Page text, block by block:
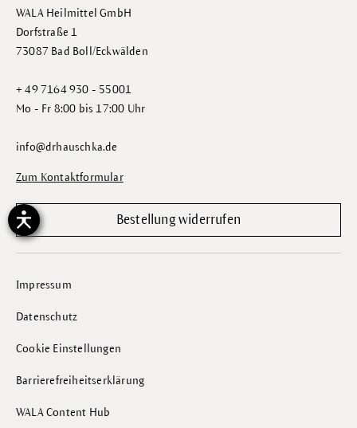
WALA Heilmittel GmbH
Dorfstraße 1
73087 Bad Boll/Eckwälden
+ 49 7164 930 - 55001
Mo - Fr 8:00 bis 17:00 Uhr
info@drhauschka.de
Zum Kontaktformular
Bestellung widerrufen
Impressum
Datenschutz
Cookie Einstellungen
Barrierefreiheitserklärung
WALA Content Hub